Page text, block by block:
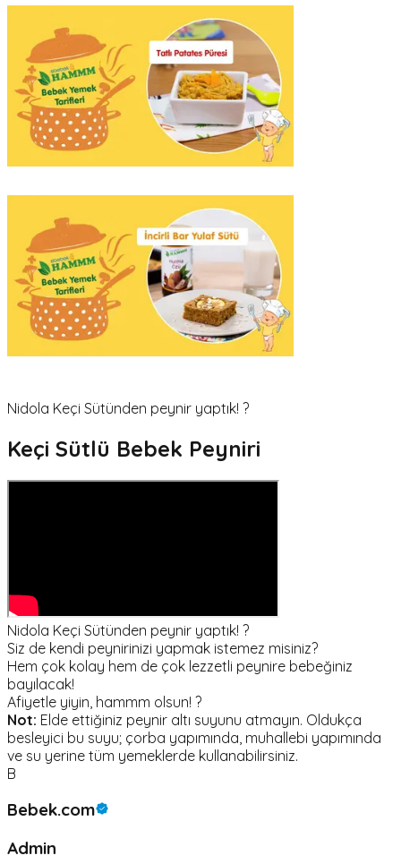
Nidola Keçi Sütünden peynir yaptık! ?
Keçi Sütlü Bebek Peyniri
Nidola Keçi Sütünden peynir yaptık! ?
Siz de kendi peynirinizi yapmak istemez misiniz?
Hem çok kolay hem de çok lezzetli peynire bebeğiniz
bayılacak!
Afiyetle yiyin, hammm olsun! ?
Not: Elde ettiğiniz peynir altı suyunu atmayın. Oldukça
besleyici bu suyu; çorba yapımında, muhallebi yapımında
ve su yerine tüm yemeklerde kullanabilirsiniz.
B
Bebek.com
Admin